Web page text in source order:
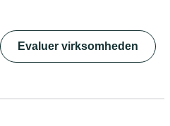
Evaluer virksomheden